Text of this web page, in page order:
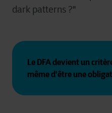
dark patterns ?"
Le DFA devient un
même d'être une